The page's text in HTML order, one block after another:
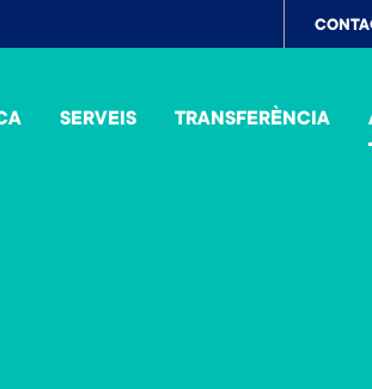
Top
SERVEIS TRANSFERÈNCIA